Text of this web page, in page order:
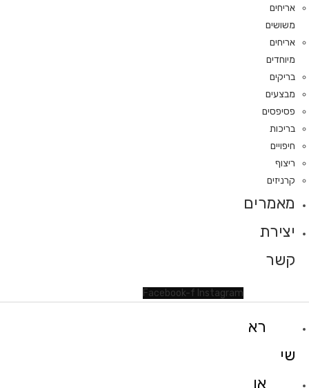
אריחים
משושים
אריחים
מיוחדים
בריקים
מבצעים
פסיפסים
בריכות
חיפויים
ריצוף
קרניזים
מאמרים
יצירת
קשר
Facebook-f Instagram
רא
שי
או